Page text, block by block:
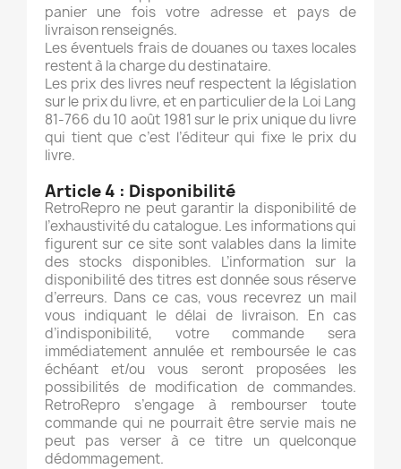
panier une fois votre adresse et pays de
livraison renseignés.
Les éventuels frais de douanes ou taxes locales
restent à la charge du destinataire.
Les prix des livres neuf respectent la législation
sur le prix du livre, et en particulier de la Loi Lang
81-766 du 10 août 1981 sur le prix unique du livre
qui tient que c’est l’éditeur qui fixe le prix du
livre.
Article 4 : Disponibilité
RetroRepro ne peut garantir la disponibilité de
l’exhaustivité du catalogue. Les informations qui
figurent sur ce site sont valables dans la limite
des stocks disponibles. L’information sur la
disponibilité des titres est donnée sous réserve
d’erreurs. Dans ce cas, vous recevrez un mail
vous indiquant le délai de livraison. En cas
d’indisponibilité, votre commande sera
immédiatement annulée et remboursée le cas
échéant et/ou vous seront proposées les
possibilités de modification de commandes.
RetroRepro s’engage à rembourser toute
commande qui ne pourrait être servie mais ne
peut pas verser à ce titre un quelconque
dédommagement.